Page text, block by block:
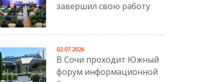
завершил свою работу
В Сочи проходит Южный
форум информационной
02.07.2026